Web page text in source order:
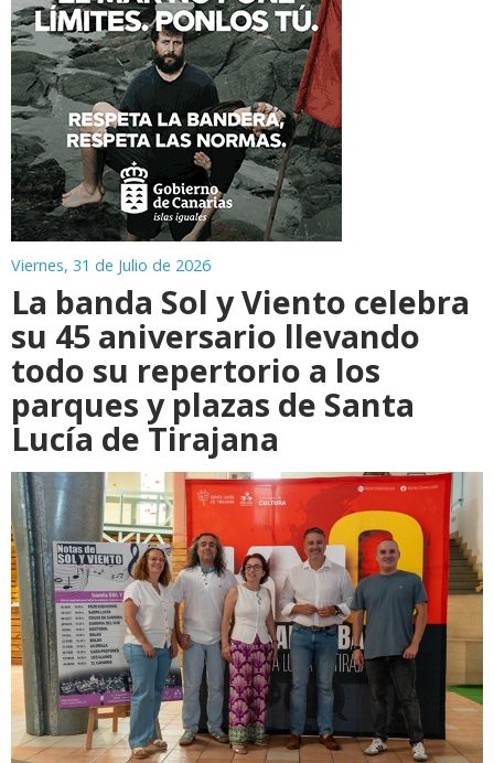
Viernes, 31 de Julio de 2026
La banda Sol y Viento celebra
su 45 aniversario llevando
todo su repertorio a los
parques y plazas de Santa
Lucía de Tirajana